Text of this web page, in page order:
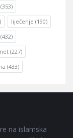
(353)
liječenje (190)
(432)
(227)
(433)
na islamska